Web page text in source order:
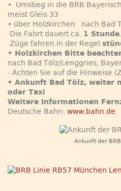
• Umstieg in die BRB
meist Gleis 33
• über Holzkirchen nach Bad
Die Fahrt dauert ca. 1 Stunde.
Züge fahren in der Regel
• Holzkirchen Bitte
nach Bad Tölz/Lenggries,
- Achten Sie auf die Hinweise
• Ankunft Bad Tölz, weiter
oder Taxi
Weitere Informationen
Deutsche Bahn: www.bahn.de
Ankunft der